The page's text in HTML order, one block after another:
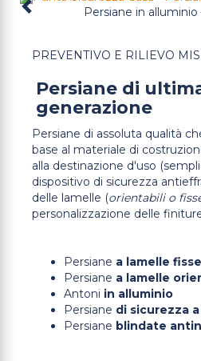
Persiane in alluminio
Previous
PREVENTIVO E RILIEVO
Persiane di
generazione
Persiane di assoluta qualità
base al materiale di
alla destinazione d'uso
dispositivo di sicurezza
delle lamelle (orientabili o
personalizzazione delle
Persiane a lamelle fisse
Persiane a lamelle
Antoni in alluminio
Persiane di sicurezza
Persiane blindate